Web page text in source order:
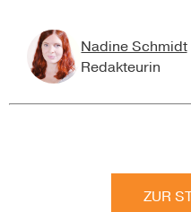
Nadine Schmidt
Redakteurin
ZUR